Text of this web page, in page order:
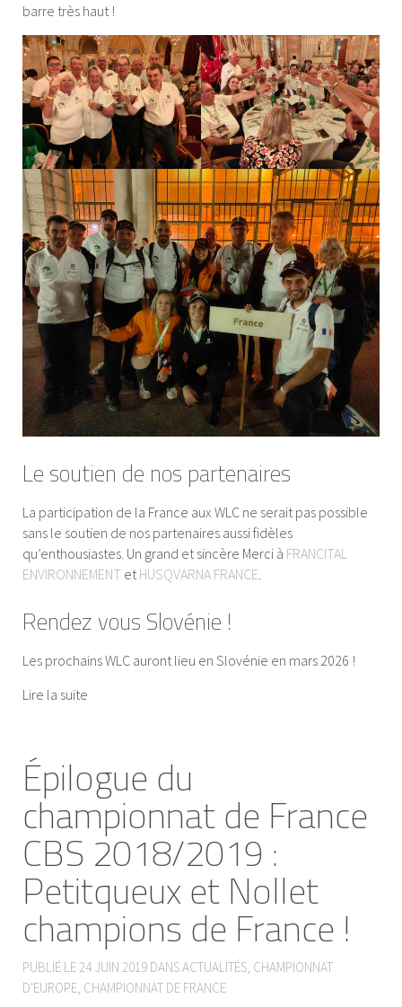
barre très haut !
Le soutien de nos partenaires
La participation de la France aux WLC ne serait pas possible
sans le soutien de nos partenaires aussi fidèles
qu’enthousiastes. Un grand et sincère Merci à FRANCITAL
ENVIRONNEMENT etHUSQVARNA FRANCE.
Rendez vous Slovénie !
Les prochains WLC auront lieu en Slovénie en mars 2026 !
Lire la suite
Épilogue du
championnat de France
CBS 2018/2019 :
Petitqueux et Nollet
champions de France !
PUBLIÉ LE24 JUIN 2019 DANSACTUALITÉS, CHAMPIONNAT
D'EUROPE, CHAMPIONNAT DE FRANCE